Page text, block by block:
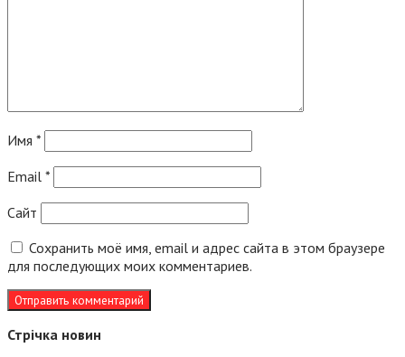
Имя *
Email *
Сайт
Сохранить моё имя, email и адрес сайта в этом браузере
для последующих моих комментариев.
Стрічка новин